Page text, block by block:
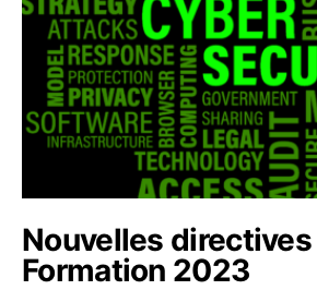
Nouvelles directives
Formation 2023